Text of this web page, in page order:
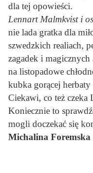
dla tej opowieści.
Lennart Malmkvist i
nie lada gratka dla
szwedzkich realiach,
zagadek i
na listopadowe
kubka gorącej
Ciekawi, co też czeka
Koniecznie to
mogli doczekać się
Michalina Foremska